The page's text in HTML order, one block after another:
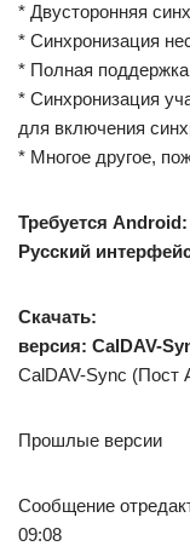
* Двусторонняя
* Синхронизация
* Полная
* Синхронизация
для включения
* Многое другое,
Требуется Android:
Русский
Скачать:
версия: CalDAV-
CalDAV-Sync (Пост
Прошлые версии
Сообщение
09:08